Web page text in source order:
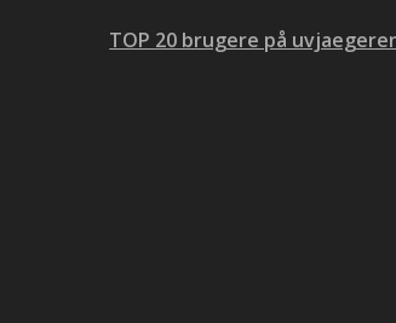
TOP 20 brugere på